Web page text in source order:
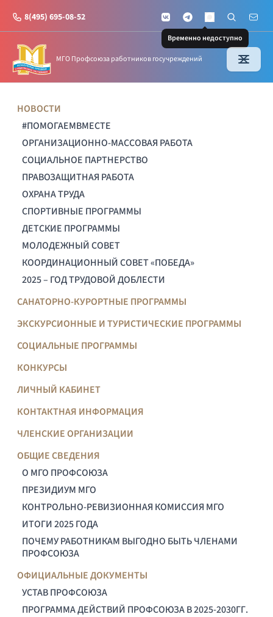
8(495) 695-08-52 VKontakteTelegramMAX
Временно недоступно
Поиск по
Почта
МГО Профсоюза работников госучреждений
НОВОСТИ
#ПОМОГАЕМВМЕСТЕ
ОРГАНИЗАЦИОННО-МАССОВАЯ РАБОТА
СОЦИАЛЬНОЕ ПАРТНЕРСТВО
ПРАВОЗАЩИТНАЯ РАБОТА
ОХРАНА ТРУДА
СПОРТИВНЫЕ ПРОГРАММЫ
ДЕТСКИЕ ПРОГРАММЫ
МОЛОДЕЖНЫЙ СОВЕТ
КООРДИНАЦИОННЫЙ СОВЕТ «ПОБЕДА»
2025 – ГОД ТРУДОВОЙ ДОБЛЕСТИ
САНАТОРНО-КУРОРТНЫЕ ПРОГРАММЫ
ЭКСКУРСИОННЫЕ И ТУРИСТИЧЕСКИЕ ПРОГРАММЫ
СОЦИАЛЬНЫЕ ПРОГРАММЫ
КОНКУРСЫ
ЛИЧНЫЙ КАБИНЕТ
КОНТАКТНАЯ ИНФОРМАЦИЯ
ЧЛЕНСКИЕ ОРГАНИЗАЦИИ
ОБЩИЕ СВЕДЕНИЯ
О МГО ПРОФСОЮЗА
ПРЕЗИДИУМ МГО
КОНТРОЛЬНО-РЕВИЗИОННАЯ КОМИССИЯ МГО
ИТОГИ 2025 ГОДА
ПОЧЕМУ РАБОТНИКАМ ВЫГОДНО БЫТЬ ЧЛЕНАМИ
ПРОФСОЮЗА
ОФИЦИАЛЬНЫЕ ДОКУМЕНТЫ
УСТАВ ПРОФСОЮЗА
ПРОГРАММА ДЕЙСТВИЙ ПРОФСОЮЗА В 2025-2030ГГ.